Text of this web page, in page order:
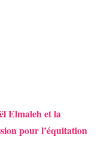
Elmaleh et la
pour l’équitation